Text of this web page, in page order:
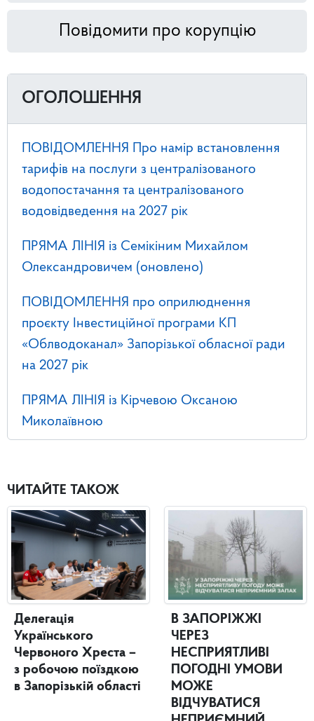
Повідомити про корупцію
ОГОЛОШЕННЯ
ПОВІДОМЛЕННЯ Про намір встановлення
тарифів на послуги з централізованого
водопостачання та централізованого
водовідведення на 2027 рік
ПРЯМА ЛІНІЯ із Семікіним Михайлом
Олександровичем (оновлено)
ПОВІДОМЛЕННЯ про оприлюднення
проєкту Інвестиційної програми КП
«Облводоканал» Запорізької обласної ради
на 2027 рік
ПРЯМА ЛІНІЯ із Кірчевою Оксаною
Миколаївною
ЧИТАЙТЕ ТАКОЖ
Делегація
Українського
Червоного Хреста –
з робочою поїздкою
в Запорізькій області
В ЗАПОРІЖЖІ
ЧЕРЕЗ
НЕСПРИЯТЛИВІ
ПОГОДНІ УМОВИ
МОЖЕ
ВІДЧУВАТИСЯ